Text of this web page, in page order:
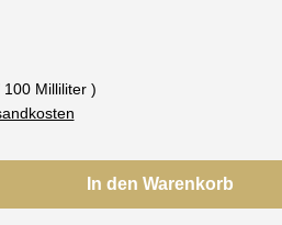
Milliliter )
Wert ein oder benutze die
In den Warenkorb